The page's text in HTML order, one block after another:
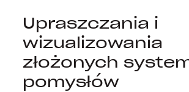
Upraszczania i
wizualizowania
złożonych
pomysłów